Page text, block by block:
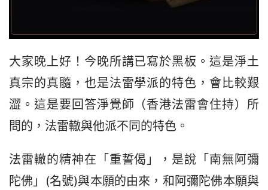
大家晚上好！今晚所講已寫於黑板。這是淨土
真宗的真髓，也是法雷學派的特色，會比較艱
澀。這是要回答淨覺師（香港法雷會住持）所
問的，法雷轍與他派不同的特色。
法雷轍的精神在「重誓偈」，是說「南無阿彌
陀佛」(名號)與本願的由來，和阿彌陀佛本願與